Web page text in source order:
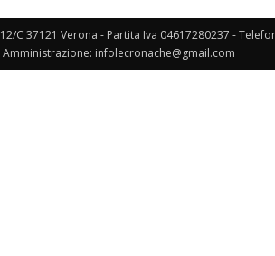
C 37121 Verona - Partita Iva 04617280237 -
infolecronache@gmail.com